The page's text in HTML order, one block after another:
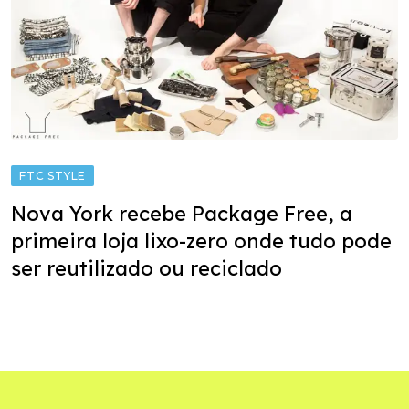
FTC STYLE
Nova York recebe Package Free, a
primeira loja lixo-zero onde tudo pode
ser reutilizado ou reciclado